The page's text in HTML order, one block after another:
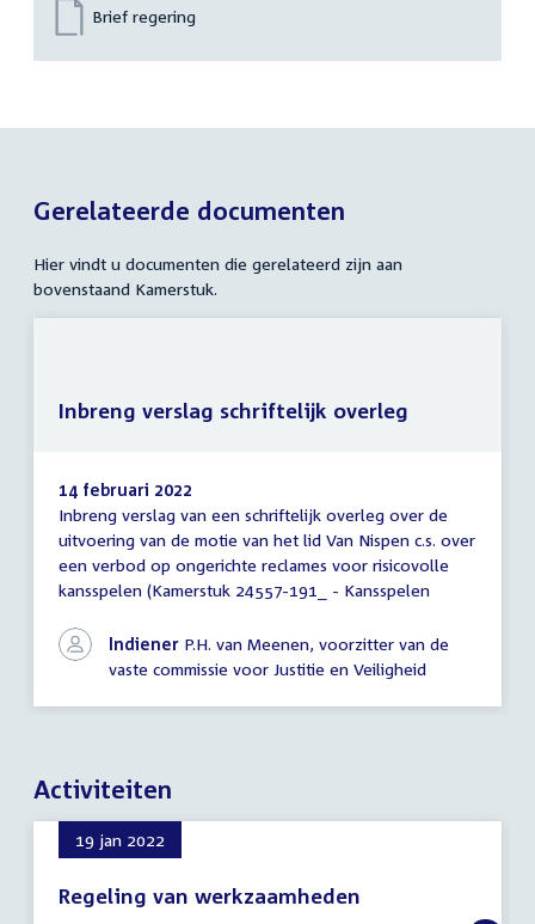
Brief regering
Gerelateerde documenten
Hier vindt u documenten die gerelateerd zijn aan
bovenstaand Kamerstuk.
Inbreng
verslag
schriftelijk
overleg
14 februari 2022
Inbreng verslag van een schriftelijk overleg over de
uitvoering van de motie van het lid Van Nispen c.s. over
een verbod op ongerichte reclames voor risicovolle
kansspelen (Kamerstuk 24557-191_ - Kansspelen
Indiener P.H. van Meenen, voorzitter van de
vaste commissie voor Justitie en Veiligheid
Inbreng verslag schriftelijk overleg
Activiteiten
19 jan 2022
Regeling van werkzaamheden